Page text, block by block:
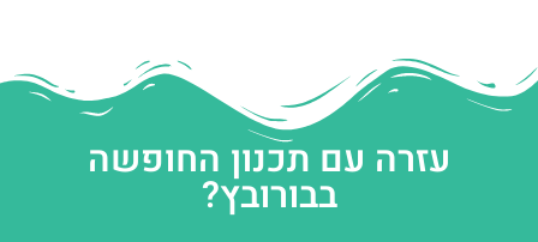
עזרה עם תכנון החופשה
בבורובץ?